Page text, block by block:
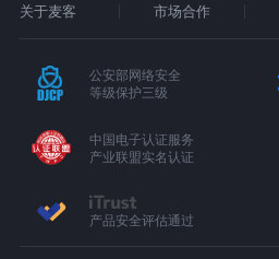
关于麦客 市场合作
公安部网络安全
等级保护三级
中国电子认证服务
产业联盟实名认证
产品安全评估通过